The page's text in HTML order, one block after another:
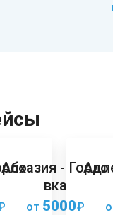
Абхазия - Горло
вка
от 5000₽